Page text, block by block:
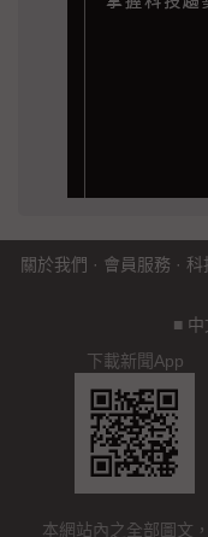
關於我們 · 會員服務 · 科
■
下載新聞App
本網站內之全部圖文